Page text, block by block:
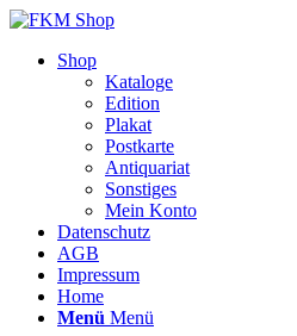
Shop
Kataloge
Edition
Plakat
Postkarte
Antiquariat
Sonstiges
Mein Konto
Datenschutz
AGB
Impressum
Home
Menü Menü